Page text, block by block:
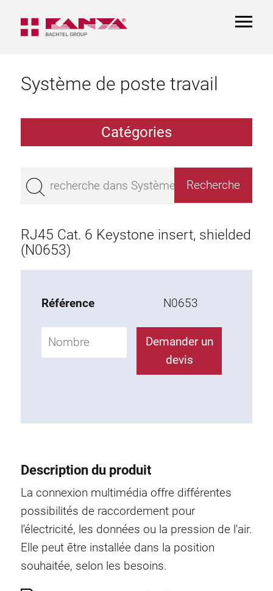
Système de poste travail
Catégories
Pateau de Table
Rayon
Éléments complémentaires
Accessoires ESD
Chariot
KLINK
Armoire basse
Prises multiples
RJ45 Cat. 6 Keystone insert, shielded
(N0653)
Référence N0653
Demander un
devis
Description du produit
La connexion multimédia offre différen­tes
possibilités de raccordement pour
l'électricité, les données ou la pression de l'air.
Elle peut être installée dans la position
souhaitée, selon les besoins.